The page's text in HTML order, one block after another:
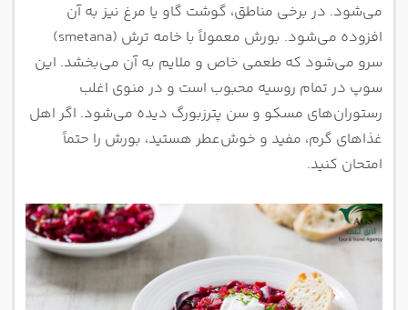
می‌شود. در برخی مناطق، گوشت گاو یا مرغ نیز به آن
افزوده می‌شود. بورش معمولاً با خامه ترش (smetana)
سرو می‌شود که طعمی خاص و ملایم به آن می‌بخشد. این
سوپ در تمام روسیه محبوب است و در منوی اغلب
رستوران‌های مسکو و سن پترزبورگ دیده می‌شود. اگر اهل
غذاهای گرم، مفید و خوش‌عطر هستید، بورش را حتماً
امتحان کنید.